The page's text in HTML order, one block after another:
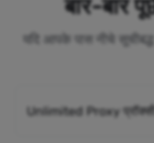
बार-बार
यदि आपके पास नीचे
Unlimited Proxy